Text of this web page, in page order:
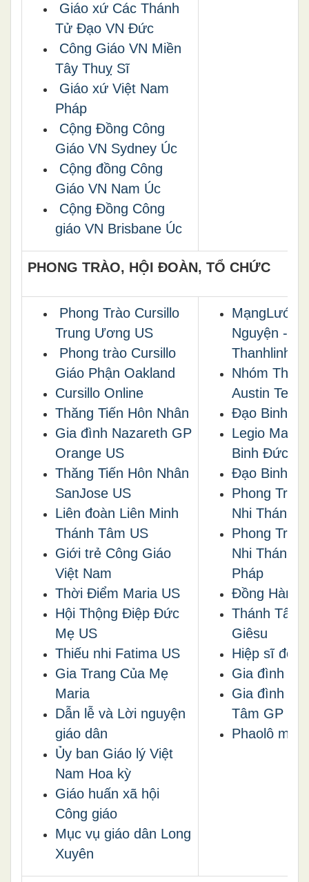
Giáo xứ Các Thánh
Tử Đạo VN Đức
Công Giáo VN Miền
Tây Thuỵ Sĩ
Giáo xứ Việt Nam
Pháp
Cộng Đồng Công
Giáo VN Sydney Úc
Cộng đồng Công
Giáo VN Nam Úc
Cộng Đồng Công
giáo VN Brisbane Úc
PHONG TRÀO, HỘI ĐOÀN, TỔ CHỨC
Phong Trào Cursillo
Trung Ương US
Phong trào Cursillo
Giáo Phận Oakland
Cursillo Online
Thăng Tiến Hôn Nhân
Gia đình Nazareth GP
Orange US
Thăng Tiến Hôn Nhân
SanJose US
Liên đoàn Liên Minh
Thánh Tâm US
Giới trẻ Công Giáo
Việt Nam
Thời Điểm Maria US
Hội Thộng Điệp Đức
Mẹ US
Thiếu nhi Fatima US
Gia Trang Của Mẹ
Maria
Dẫn lễ và Lời nguyện
giáo dân
Ủy ban Giáo lý Việt
Nam Hoa kỳ
Giáo huấn xã hội
Công giáo
Mục vụ giáo dân Long
Xuyên
MạngLưới
Nguyện -
Nhóm
Austin Texas
Đạo Binh
Legio
Binh Đức
Đạo Binh
Phong Trào
Nhi Thánh
Phong Trào
Nhi Thánh
Pháp
Ðồng Hành
Thánh Tâm
Giêsu
Hiệp sĩ đoàn
Gia đình An
Gia đình
Tâm GP
Phaolô mới